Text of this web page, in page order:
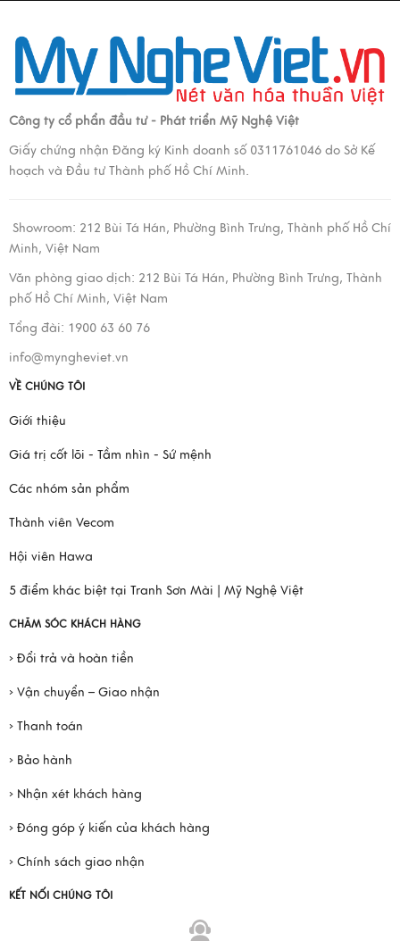
Công ty cổ phẩn đầu tư - Phát triển Mỹ Nghệ Việt
Giấy chứng nhận Đăng ký Kinh doanh số 0311761046 do Sở Kế
hoạch và Đầu tư Thành phố Hồ Chí Minh.
Showroom: 212 Bùi Tá Hán, Phường Bình Trưng, Thành phố Hồ Chí
Minh, Việt Nam
Văn phòng giao dịch: 212 Bùi Tá Hán, Phường Bình Trưng, Thành
phố Hồ Chí Minh, Việt Nam
Tổng đài: 1900 63 60 76
info@myngheviet.vn
VỀ CHÚNG TÔI
Giới thiệu
Giá trị cốt lõi - Tầm nhìn - Sứ mệnh
Các nhóm sản phẩm
Thành viên Vecom
Hội viên Hawa
5 điểm khác biệt tại Tranh Sơn Mài | Mỹ Nghệ Việt
CHĂM SÓC KHÁCH HÀNG
› Đổi trả và hoàn tiền
› Vận chuyển – Giao nhận
› Thanh toán
› Bảo hành
› Nhận xét khách hàng
› Đóng góp ý kiến của khách hàng
› Chính sách giao nhận
KẾT NỐI CHÚNG TÔI